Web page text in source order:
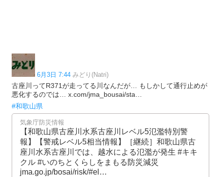
6月3日 7:44 みどり(Natri)
古座川ってR371が走ってる川なんだが… もしかして通行止めが
悪化するのでは… x.com/jma_bousai/sta…
#和歌山県
気象庁防災情報
【和歌山県古座川水系古座川レベル5氾濫特別警
報】【警戒レベル5相当情報】［継続］和歌山県古
座川水系古座川では、越水による氾濫が発生 #キキ
クル #いのちとくらしをまもる防災減災
jma.go.jp/bosai/risk/#el…